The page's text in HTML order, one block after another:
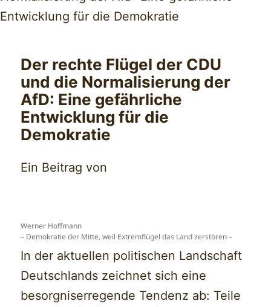
Der rechte Flügel der CDU
und die Normalisierung der
AfD: Eine gefährliche
Entwicklung für die
Demokratie
Ein Beitrag von
Werner Hoffmann
– Demokratie der Mitte, weil Extremflügel das Land zerstören –
In der aktuellen politischen Landschaft
Deutschlands zeichnet sich eine
besorgniserregende Tendenz ab: Teile